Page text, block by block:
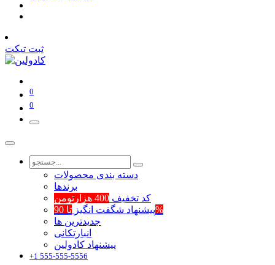
ثبت تیکت
0
0
دسته بندی محصولات
برند‌ها
کد تخفیف 400 هزارتومن
پیشنهاد شگفت انگیزتا 90%
جدیدترین ها
انبارتکانی
پیشنهاد کادولین
+1 555-555-5556